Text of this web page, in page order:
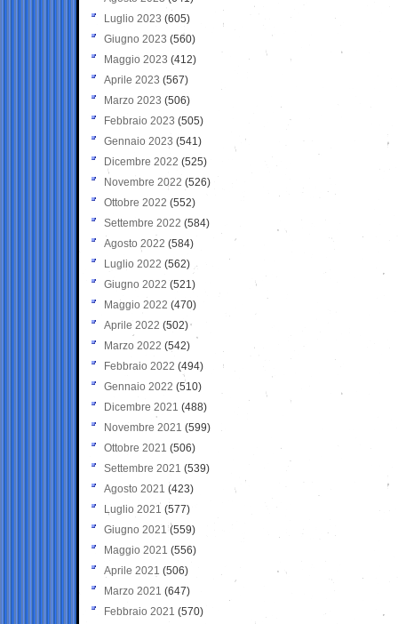
Luglio 2023 (605)
Giugno 2023 (560)
Maggio 2023 (412)
Aprile 2023 (567)
Marzo 2023 (506)
Febbraio 2023 (505)
Gennaio 2023 (541)
Dicembre 2022 (525)
Novembre 2022 (526)
Ottobre 2022 (552)
Settembre 2022 (584)
Agosto 2022 (584)
Luglio 2022 (562)
Giugno 2022 (521)
Maggio 2022 (470)
Aprile 2022 (502)
Marzo 2022 (542)
Febbraio 2022 (494)
Gennaio 2022 (510)
Dicembre 2021 (488)
Novembre 2021 (599)
Ottobre 2021 (506)
Settembre 2021 (539)
Agosto 2021 (423)
Luglio 2021 (577)
Giugno 2021(559)
Maggio 2021 (556)
Aprile 2021 (506)
Marzo 2021 (647)
Febbraio 2021 (570)